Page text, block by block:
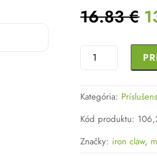
16.83€
množstvo
MAGNET
CARRIER
Kategória:
Kód produktu:
Značky: iron claw,